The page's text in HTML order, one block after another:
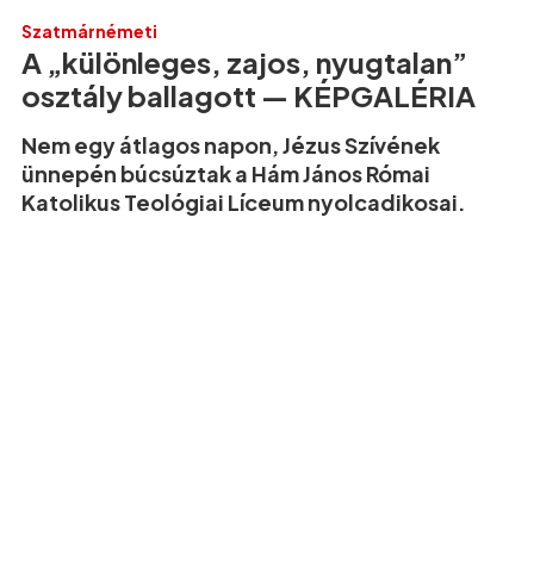
Szatmárnémeti
A „különleges, zajos, nyugtalan”
osztály ballagott — KÉPGALÉRIA
Nem egy átlagos napon, Jézus Szívének
ünnepén búcsúztak a Hám János Római
Katolikus Teológiai Líceum nyolcadikosai.